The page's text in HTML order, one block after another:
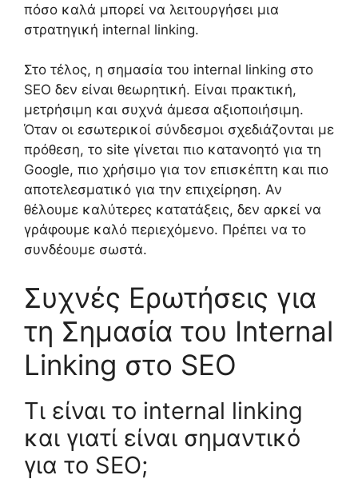
πόσο καλά μπορεί να λειτουργήσει μια
στρατηγική internal linking.
Στο τέλος, η σημασία του internal linking στο
SEO δεν είναι θεωρητική. Είναι πρακτική,
μετρήσιμη και συχνά άμεσα αξιοποιήσιμη.
Όταν οι εσωτερικοί σύνδεσμοι σχεδιάζονται με
πρόθεση, το site γίνεται πιο κατανοητό για τη
Google, πιο χρήσιμο για τον επισκέπτη και πιο
αποτελεσματικό για την επιχείρηση. Αν
θέλουμε καλύτερες κατατάξεις, δεν αρκεί να
γράφουμε καλό περιεχόμενο. Πρέπει να το
συνδέουμε σωστά.
Συχνές Ερωτήσεις για
τη Σημασία του Internal
Linking στο SEO
Τι είναι το internal linking
και γιατί είναι σημαντικό
για το SEO;